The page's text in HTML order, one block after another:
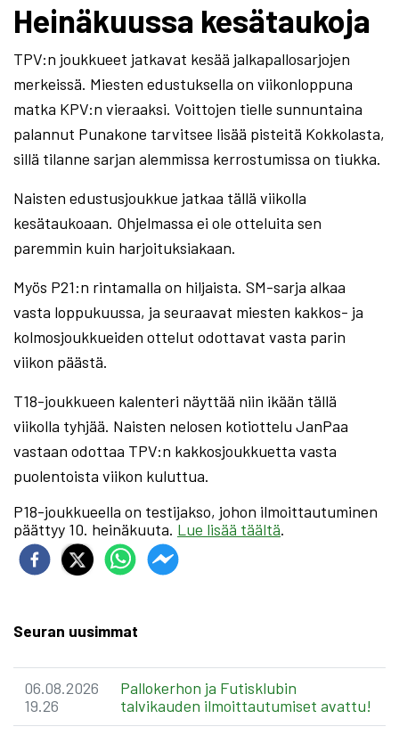
Heinäkuussa kesätaukoja
TPV:n joukkueet jatkavat kesää jalkapallosarjojen
merkeissä. Miesten edustuksella on viikonloppuna
matka KPV:n vieraaksi. Voittojen tielle sunnuntaina
palannut Punakone tarvitsee lisää pisteitä Kokkolasta,
sillä tilanne sarjan alemmissa kerrostumissa on tiukka.
Naisten edustusjoukkue jatkaa tällä viikolla
kesätaukoaan. Ohjelmassa ei ole otteluita sen
paremmin kuin harjoituksiakaan.
Myös P21:n rintamalla on hiljaista. SM-sarja alkaa
vasta loppukuussa, ja seuraavat miesten kakkos- ja
kolmosjoukkueiden ottelut odottavat vasta parin
viikon päästä.
T18-joukkueen kalenteri näyttää niin ikään tällä
viikolla tyhjää. Naisten nelosen kotiottelu JanPaa
vastaan odottaa TPV:n kakkosjoukkuetta vasta
puolentoista viikon kuluttua.
P18-joukkueella on testijakso, johon ilmoittautuminen
päättyy 10. heinäkuuta. Lue lisää täältä.
Seuran uusimmat
06.08.2026
19.26
​Pallokerhon ja Futisklubin
talvikauden ilmoittautumiset avattu!